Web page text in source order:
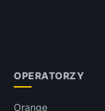
OPERATORZY
Orange